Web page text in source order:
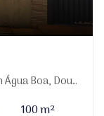
Dourados-MS
100 m²